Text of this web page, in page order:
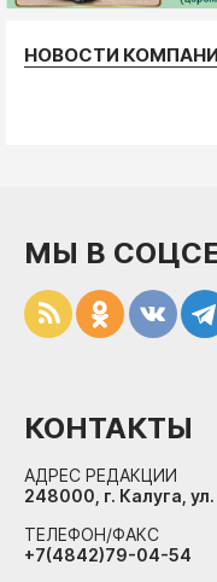
НОВОСТИ
МЫ В
КОНТАКТЫ
АДРЕС РЕДАКЦИИ
248000, г. Калуга,
ТЕЛЕФОН/ФАКС
+7(4842)79-04-54